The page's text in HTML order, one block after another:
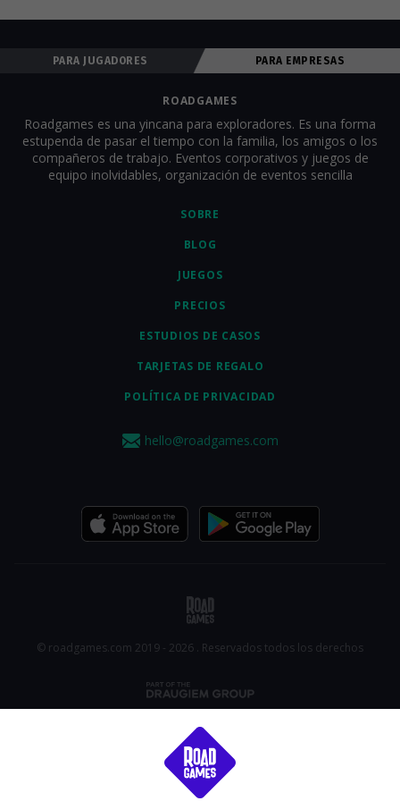
comienzo de partida antes del inicio del juego. Los
organizadores pueden seguir a todos los equipos en línea en
para animar a todos. Nosotros proporcionamos completo
soporte técnico y al cliente dentro de la aplicación. Para obtener
una descripción más detallada del juego y todas las tareas,
consulta la sección "¿Cómo se juega?" .
PARA JUGADORES PARA EMPRESAS
SOBRE
BLOG
JUEGOS
PRECIOS
ESTUDIOS DE CASOS
TARJETAS DE REGALO
POLÍTICA DE PRIVACIDAD
ROADGAMES
Roadgames es una yincana para exploradores. Es una forma
estupenda de pasar el tiempo con la familia, los amigos o los
compañeros de trabajo. Eventos corporativos y juegos de
equipo inolvidables, organización de eventos sencilla
hello@roadgames.com
© roadgames.com 2019 - 2026 . Reservados todos los derechos